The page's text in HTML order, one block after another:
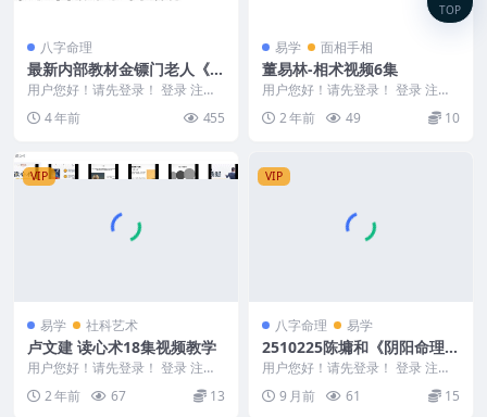
八字命理
最新内部教材金镖门老人《东
北盲派巅峰》景飒盲派159P
页免费下载百度盘
用户您好！请先登录！ 登录 注册
参盲派最新内部教...
4 年前 455
易学 面相手相
董易林-相术视频6集
用户您好！请先登录！ 登录 注册
董易林-相术视频6集 241288-4 20
2... 2 年前 49 10
VIP
易学 社科艺术
卢文建 读心术18集视频教学
用户您好！请先登录！ 登录 注册
卢文建 读心术18集视频教学 2411
159 ...2 年前 67 13
VIP
八字命理 易学
2510225陈墉和《阴阳命理》
初级中级高级3套大合集 视频
课Y
用户您好！请先登录！ 登录 注册
陈墉和《阴阳命理》初级中级高级
3套大合集 视频...
9 月前 61 15
TOP